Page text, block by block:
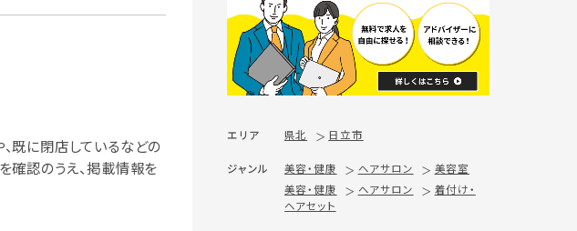
既に閉店しているなどの
確認のうえ、掲載情報を
エリア 県北 日立市
ジャンル 美容・健康 ヘアサロン
美容室
美容・健康
ヘアサロン
着付け・
ヘアセット